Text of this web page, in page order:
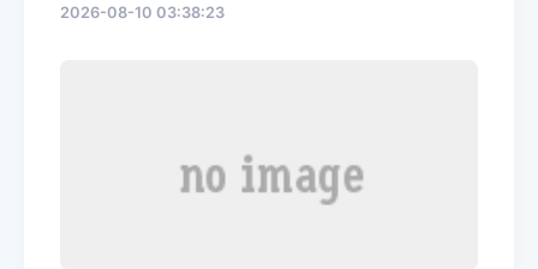
2026-08-10 03:38:23